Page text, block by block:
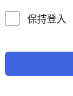
保持登入